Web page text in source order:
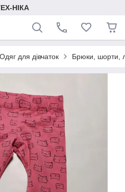
НІКА
Одяг для дівчаток Брюки, шорти,